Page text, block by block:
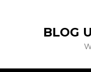
BLOG